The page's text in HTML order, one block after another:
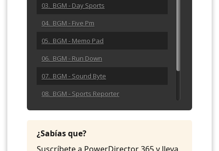
03. BGM - Day Sports
04. BGM - Five Pm
05. BGM - Memo Pad
06. BGM - Run Down
07. BGM - Sound Byte
08. BGM - Sports Reporter
09. BGM - Stock Option
10. BGM - The News Team
¿Sabías que?